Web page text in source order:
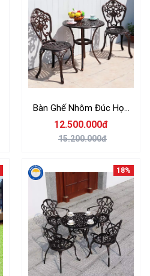
Bàn Ghế Nhôm Đúc Họa
Tiết Hoa Lan Sân Vườn 4
Ghế + 1 Bàn Nhôm Đúc 65
12.500.000đ
15.200.000đ
18%